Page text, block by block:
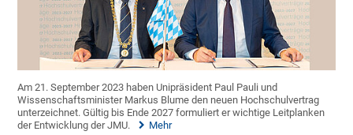
Am 21. September 2023 haben Unipräsident Paul Pauli und
Wissenschaftsminister Markus Blume den neuen Hochschulvertrag
unterzeichnet. Gültig bis Ende 2027 formuliert er wichtige Leitplanken
der Entwicklung der JMU.
Mehr